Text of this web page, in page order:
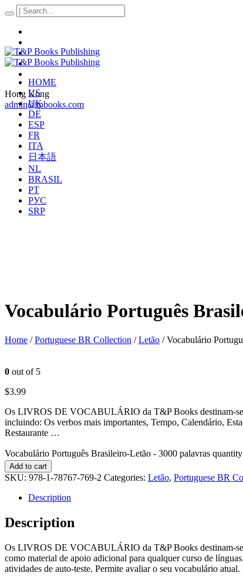
Hong Kong
admin@tpbooks.com
HOME
US
UK
DE
ESP
FR
ITA
日本語
NL
BRASIL
PT
РУС
SRP
Vocabulário Português
Home /Portuguese BR Collection /Letão / Vocabulário
0 out of 5
$3.99
Os LIVROS DE VOCABULÁRIO da T&P Books destinam-se
incluindo: Os verbos mais importantes, Tempo, Calendário,
Restaurante …
Vocabulário Português Brasileiro-Letão - 3000 palavras quantity
Add to cart
SKU: 978-1-78767-769-2 Categories: Letão, Portuguese BR
Description
Description
Os LIVROS DE VOCABULÁRIO da T&P Books destinam-se
como material de apoio adicional para qualquer curso de
atividades de auto-teste. Permite avaliar o seu vocabulário